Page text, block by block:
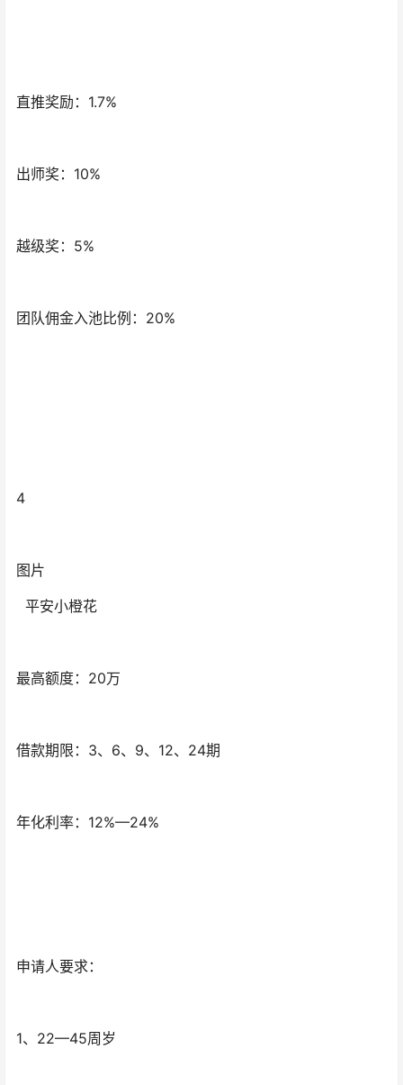
直推奖励：1.7%
出师奖：10%
越级奖：5%
团队佣金入池比例：20%
4
图片
平安小橙花
最高额度：20万
借款期限：3、6、9、12、24期
年化利率：12%—24%
申请人要求：
1、22—45周岁